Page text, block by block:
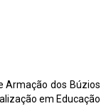
Armação dos Búzios
em Educação